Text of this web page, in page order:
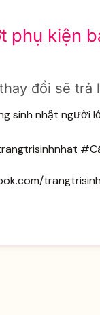
phụ kiện
đổi sẽ
sinh nhật người